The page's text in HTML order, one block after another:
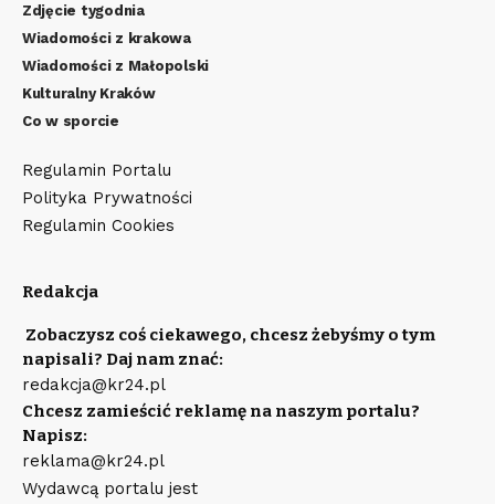
Zdjęcie tygodnia
Wiadomości z krakowa
Wiadomości z Małopolski
Kulturalny Kraków
Co w sporcie
Regulamin Portalu
Polityka Prywatności
Regulamin Cookies
Redakcja
Zobaczysz coś ciekawego, chcesz żebyśmy o tym
napisali? Daj nam znać:
redakcja@kr24.pl
Chcesz zamieścić reklamę na naszym portalu?
Napisz:
reklama@kr24.pl
Wydawcą portalu jest